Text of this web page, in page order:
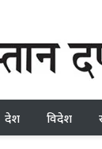
देश विदेश